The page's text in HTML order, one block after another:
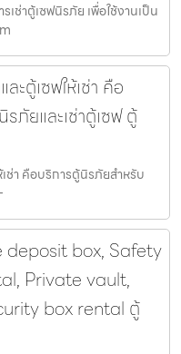
เช่าตู้เซฟนิรภัย เพื่อใช้งานเป็น
ะตู้เซฟให้เช่า คือ
ภัยและเช่าตู้เซฟ ตู้
ช่า คือบริการตู้นิรภัยสำหรับ
deposit box, Safety
Private vault,
box rental ตู้